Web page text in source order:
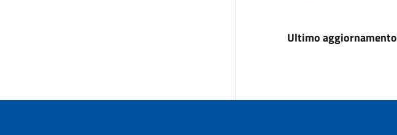
Ultimo aggiornamento